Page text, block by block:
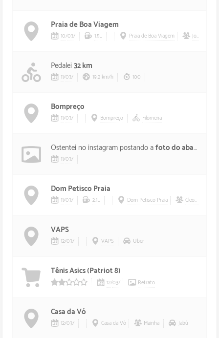
Praia de Boa Viagem
10/03/ 1.5L Praia de Boa Viagem Jorginho
Pedalei32 km
11/03/ 19.2 km/h 100
Bompreço
11/03/ Bompreço Filomena
Ostentei no instagram postando afoto do abate do meu porquinho
11/03/
Dom Petisco Praia
11/03/ 2.1L Dom Petisco Praia Cleoncio
VAPS
12/03/ VAPS Uber
Tênis Asics (Patriot 8)
2/5 estrelas
12/03/ Retrato
Casa da Vó
12/03/ Casa da Vó Mainha Jabú